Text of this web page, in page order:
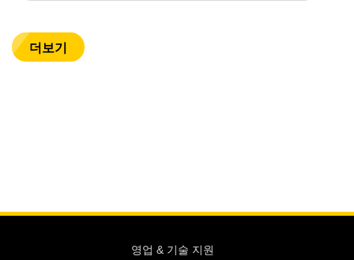
더보기
영업 & 기술 지원